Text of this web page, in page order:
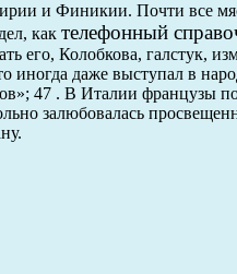
и Финикии. Почти все
как телефонный
его, Колобкова, галстук,
даже выступал в
47 . В Италии французы
залюбовалась